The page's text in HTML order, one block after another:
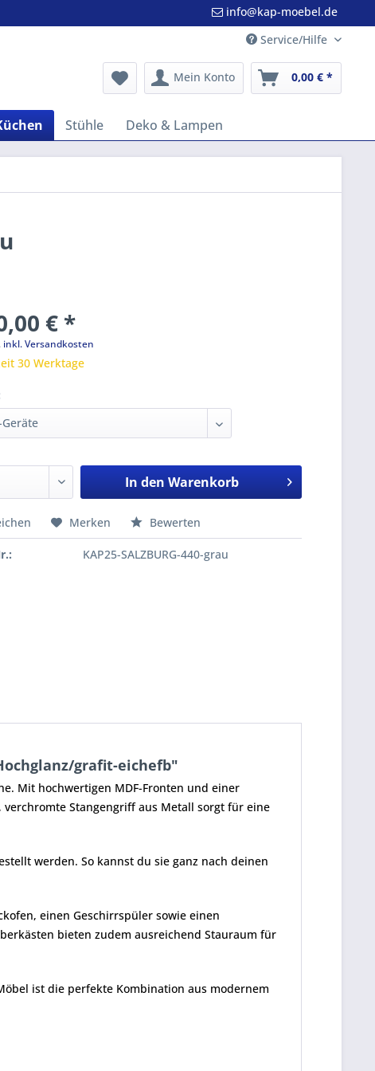
info@kap-moebel.de
Service/Hilfe
Mein Konto 0,00 € *
Stühle Deko & Lampen
€ *
inkl. Versandkosten
30 Werktage
In den Warenkorb
Merken Bewerten
KAP25-SALZBURG-440-grau
grafit-eichefb"
Mit hochwertigen MDF-Fronten und einer
Stangengriff aus Metall sorgt für eine
werden. So kannst du sie ganz nach deinen
einen Geschirrspüler sowie einen
bieten zudem ausreichend Stauraum für
ist die perfekte Kombination aus modernem